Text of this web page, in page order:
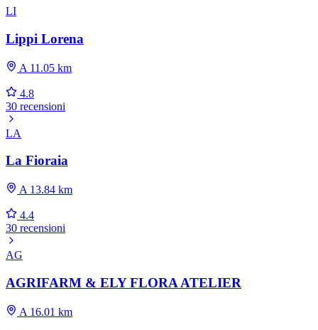
LI
Lippi Lorena
A 11.05 km
4.8
30 recensioni
LA
La Fioraia
A 13.84 km
4.4
30 recensioni
AG
AGRIFARM & ELY FLORA ATELIER
A 16.01 km